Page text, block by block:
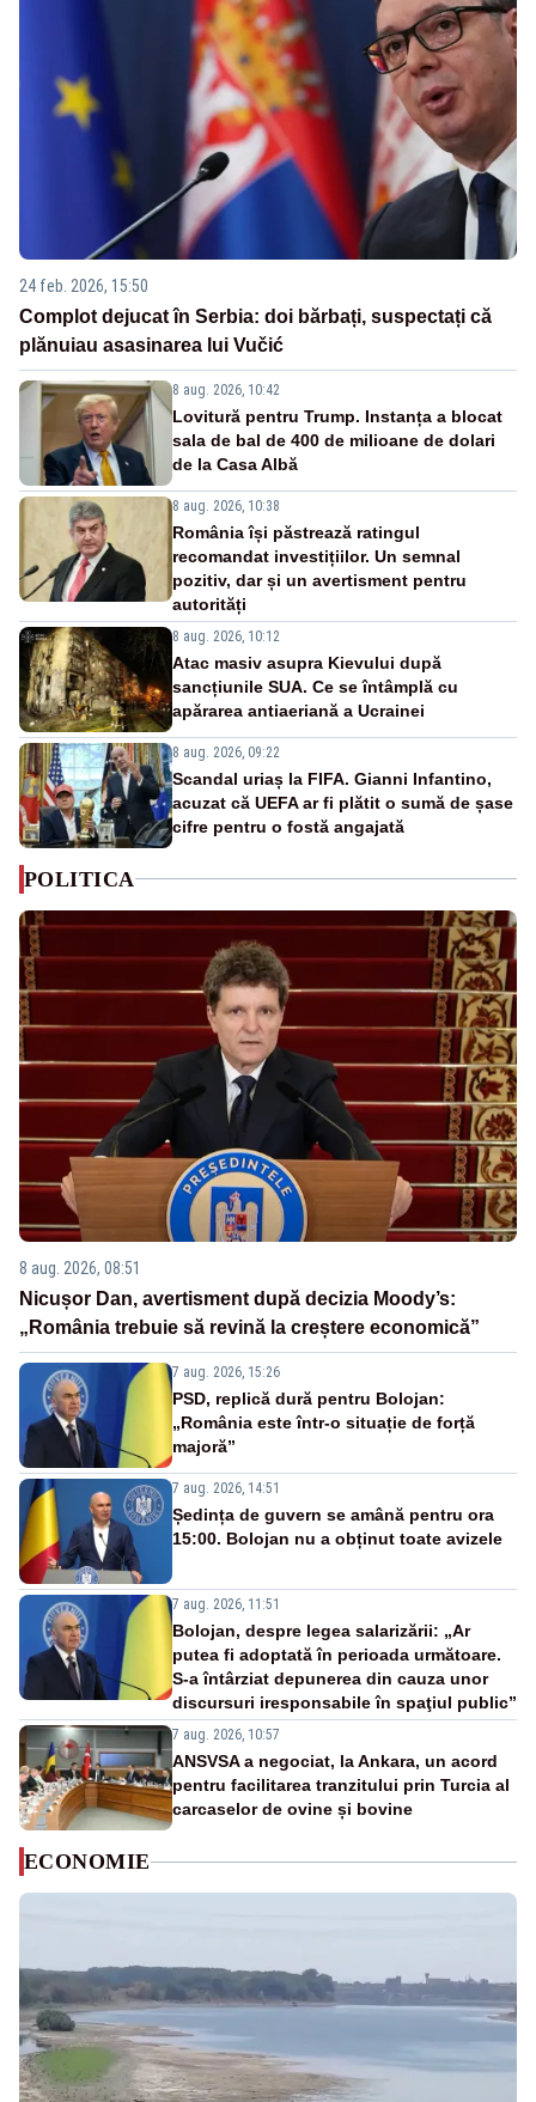
24 feb. 2026, 15:50
Complot dejucat în Serbia: doi bărbați, suspectați că
plănuiau asasinarea lui Vučić
8 aug. 2026, 10:42
Lovitură pentru Trump. Instanța a blocat
sala de bal de 400 de milioane de dolari
de la Casa Albă
8 aug. 2026, 10:38
România își păstrează ratingul
recomandat investițiilor. Un semnal
pozitiv, dar și un avertisment pentru
autorități
8 aug. 2026, 10:12
Atac masiv asupra Kievului după
sancțiunile SUA. Ce se întâmplă cu
apărarea antiaeriană a Ucrainei
8 aug. 2026, 09:22
Scandal uriaș la FIFA. Gianni Infantino,
acuzat că UEFA ar fi plătit o sumă de șase
cifre pentru o fostă angajată
POLITICA
8 aug. 2026, 08:51
Nicușor Dan, avertisment după decizia Moody’s:
„România trebuie să revină la creștere economică”
7 aug. 2026, 15:26
PSD, replică dură pentru Bolojan:
„România este într-o situație de forță
majoră”
7 aug. 2026, 14:51
Ședința de guvern se amână pentru ora
15:00. Bolojan nu a obținut toate avizele
7 aug. 2026, 11:51
Bolojan, despre legea salarizării: „Ar
putea fi adoptată în perioada următoare.
S-a întârziat depunerea din cauza unor
discursuri iresponsabile în spaţiul public”
7 aug. 2026, 10:57
ANSVSA a negociat, la Ankara, un acord
pentru facilitarea tranzitului prin Turcia al
carcaselor de ovine și bovine
ECONOMIE